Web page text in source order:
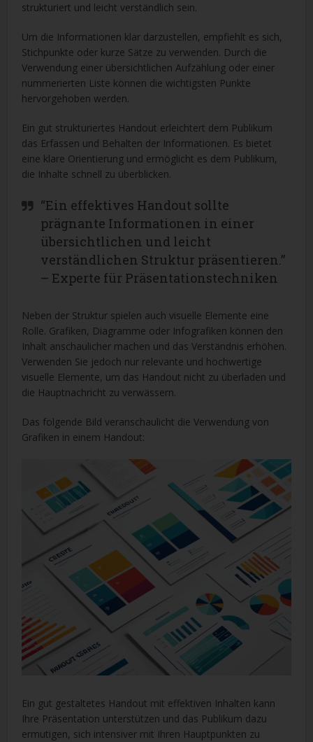
strukturiert und leicht verständlich sein.
Um die Informationen klar darzustellen, empfiehlt es sich,
Stichpunkte oder kurze Sätze zu verwenden. Durch die
Verwendung einer übersichtlichen Aufzählung oder einer
nummerierten Liste können die wichtigsten Punkte
hervorgehoben werden.
Ein gut strukturiertes Handout erleichtert dem Publikum
das Erfassen und Behalten der Informationen. Es bietet
eine klare Orientierung und ermöglicht es dem Publikum,
die Inhalte schnell zu überblicken.
“Ein effektives Handout sollte
prägnante Informationen in einer
übersichtlichen und leicht
verständlichen Struktur präsentieren.”
– Experte für Präsentationstechniken
Neben der Struktur spielen auch visuelle Elemente eine
Rolle. Grafiken, Diagramme oder Infografiken können den
Inhalt anschaulicher machen und das Verständnis erhöhen.
Verwenden Sie jedoch nur relevante und hochwertige
visuelle Elemente, um das Handout nicht zu überladen und
die Hauptnachricht zu verwässern.
Das folgende Bild veranschaulicht die Verwendung von
Grafiken in einem Handout:
Ein gut gestaltetes Handout mit effektiven Inhalten kann
Ihre Präsentation unterstützen und das Publikum dazu
ermutigen, sich intensiver mit Ihren Hauptpunkten zu